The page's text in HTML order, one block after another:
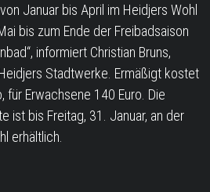
Januar bis April im Heidjers Wohl
bis zum Ende der Freibadsaison
informiert Christian Bruns,
Stadtwerke. Ermäßigt kostet
für Erwachsene 140 Euro. Die
ist bis Freitag, 31. Januar, an der
erhältlich.